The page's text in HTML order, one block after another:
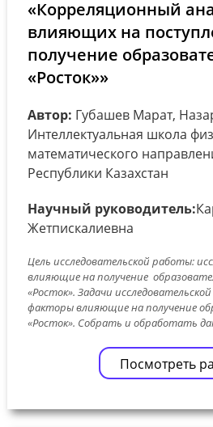
«Корреляционный
влияющих на
получение
«Росток»»
Автор: Губашев Марат,
Интеллектуальная школа
математического
Республики Казахстан
Научный руководитель:
Жетпискалиевна
Цель исследовательской работы:
влияющие на получение
«Росток». Задачи
факторы влияющие на получение
«Росток». Собрать и обработать
Посмотреть